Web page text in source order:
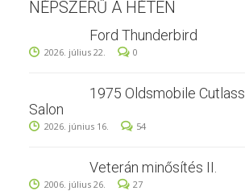
NÉPSZERŰ A HÉTEN
Ford Thunderbird
2026. július 22. 0
1975 Oldsmobile Cutlass
Salon
2026. június 16. 54
Veterán minősítés II.
2006. július 26. 27